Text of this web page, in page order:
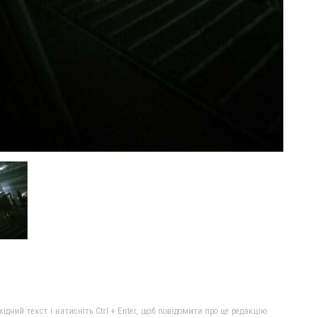
текст і натисніть Ctrl + Enter, щоб повідомити про це редакцію